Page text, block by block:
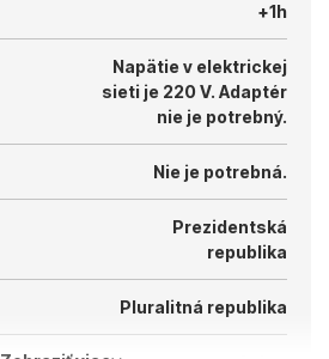
+1h
Napätie v elektrickej
sieti je 220 V. Adaptér
nie je potrebný.
Nie je potrebná.
Prezidentská
republika
Pluralitná republika